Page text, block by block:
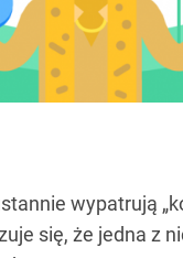
wypatrują
się, że jedna z